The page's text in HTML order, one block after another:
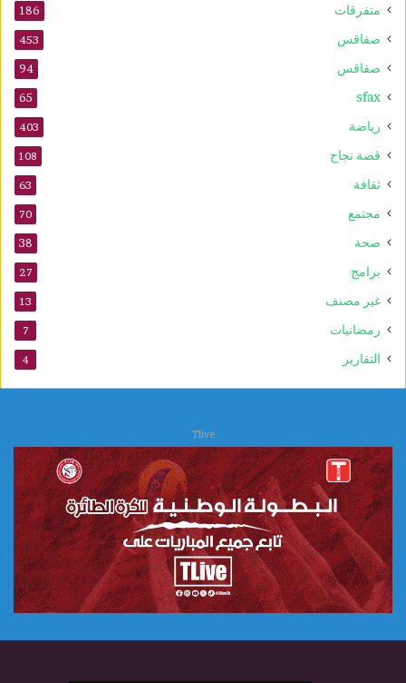
متفرقات 186
صفاقس 453
صفاقس 94
sfax
65
رياضة 403
قصة نجاح 108
ثقافة 63
مجتمع 70
صحة 38
برامج 27
غير مصنف 13
رمضانيات 7
التقارير 4
Tlive